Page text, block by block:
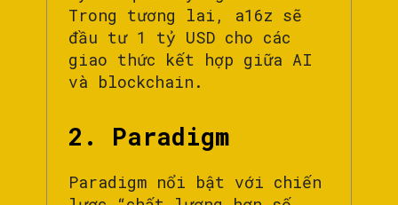
Trong tương lai, a16z sẽ
đầu tư 1 tỷ USD cho các
giao thức kết hợp giữa AI
và blockchain.
2. Paradigm
Paradigm nổi bật với chiến